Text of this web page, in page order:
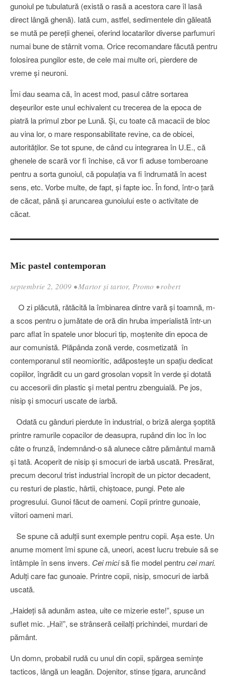
gunoiul pe tubulatură (există o rasă a acestora care îl lasă
direct lângă ghenă). Iată cum, astfel, sedimentele din găleată
se mută pe pereții ghenei, oferind locatarilor diverse parfumuri
numai bune de stârnit voma. Orice recomandare făcută pentru
folosirea pungilor este, de cele mai multe ori, pierdere de
vreme și neuroni.
Îmi dau seama că, în acest mod, pasul către sortarea
deșeurilor este unul echivalent cu trecerea de la epoca de
piatră la primul zbor pe Lună. Și, cu toate că macacii de bloc
au vina lor, o mare responsabilitate revine, ca de obicei,
autorităților. Se tot spune, de când cu integrarea în U.E., că
ghenele de scară vor fi închise, că vor fi aduse tomberoane
pentru a sorta gunoiul, că populația va fi îndrumată în acest
sens, etc. Vorbe multe, de fapt, și fapte ioc. În fond, într-o țară
de căcat, până și aruncarea gunoiului este o activitate de
căcat.
Mic pastel contemporan
septembrie 2, 2009 •Martor şi tartor, Promo •robert
O zi plăcută, rătăcită la îmbinarea dintre vară şi toamnă, m-
a scos pentru o jumătate de oră din hruba imperialistă într-un
parc aflat în spatele unor blocuri tip, moştenite din epoca de
aur comunistă. Plăpânda zonă verde, cosmetizată în
contemporanul stil neomioritic, adăposteşte un spaţiu dedicat
copiilor, îngrădit cu un gard grosolan vopsit în verde şi dotată
cu accesorii din plastic şi metal pentru zbenguială. Pe jos,
nisip şi smocuri uscate de iarbă.
Odată cu gânduri pierdute în industrial, o briză alerga şoptită
printre ramurile copacilor de deasupra, rupând din loc în loc
câte o frunză, îndemnând-o să alunece către pământul mamă
şi tată. Acoperit de nisip şi smocuri de iarbă uscată. Presărat,
precum decorul trist industrial încropit de un pictor decadent,
cu resturi de plastic, hârtii, chiştoace, pungi. Pete ale
progresului. Gunoi făcut de oameni. Copii printre gunoaie,
viitori oameni mari.
Se spune că adulţii sunt exemple pentru copii. Aşa este. Un
anume moment îmi spune că, uneori, acest lucru trebuie să se
întâmple în sens invers. Cei micisă fie model pentrucei mari.
Adulţi care fac gunoaie. Printre copii, nisip, smocuri de iarbă
uscată.
„Haideţi să adunăm astea, uite ce mizerie este!”, spuse un
suflet mic. „Hai!”, se strânseră ceilalţi prichindei, murdari de
pământ.
Un domn, probabil rudă cu unul din copii, spărgea seminţe
tacticos, lângă un leagăn. Dojenitor, stinse ţigara, aruncând